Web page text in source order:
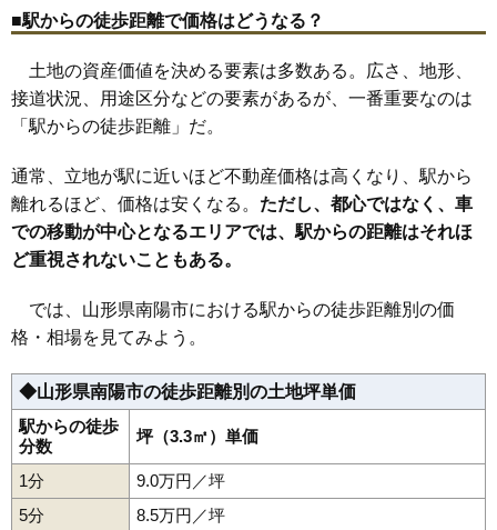
■駅からの徒歩距離で価格はどうなる？
土地の資産価値を決める要素は多数ある。広さ、地形、
接道状況、用途区分などの要素があるが、一番重要なのは
「駅からの徒歩距離」だ。
通常、立地が駅に近いほど不動産価格は高くなり、駅から
離れるほど、価格は安くなる。 ただし、都心ではなく、車
での移動が中心となるエリアでは、駅からの距離はそれほ
ど重視されないこともある。
では、山形県南陽市における駅からの徒歩距離別の価
格・相場を見てみよう。
◆山形県南陽市の徒歩距離別の土地坪単価
駅からの徒歩
分数
坪（3.3㎡）単価
1分
9.0万円／坪
5分
8.5万円／坪